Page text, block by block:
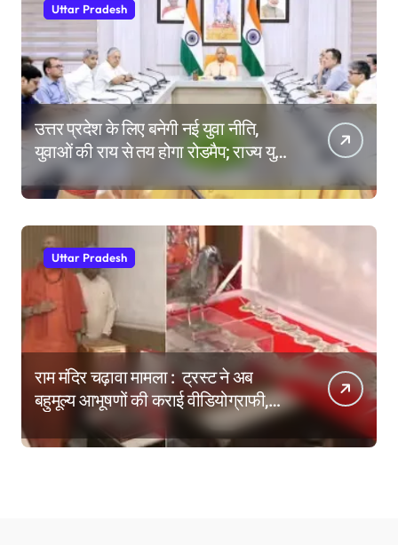
Uttar Pradesh
उत्तर प्रदेश के लिए बनेगी नई युवा नीति,
युवाओं की राय से तय होगा रोडमैप; राज्य युवा
आयोग के गठन पर भी मंथन
Uttar Pradesh
राम मंदिर चढ़ावा मामला : ट्रस्ट ने अब
बहुमूल्य आभूषणों की कराई वीडियोग्राफी,
वेबसाइट पर दिखाने की तैयारी